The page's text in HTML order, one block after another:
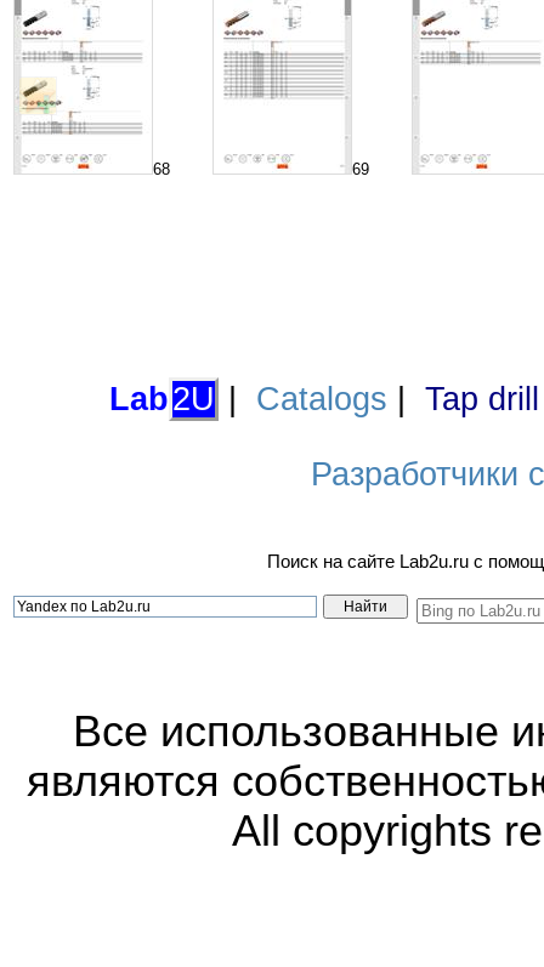
68 69
Lab2U Catalogs Tap
Разработчики
Поиск на сайте Lab2u.ru с
Все использованные
являются
All copyrights